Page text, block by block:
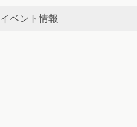
イベント情報